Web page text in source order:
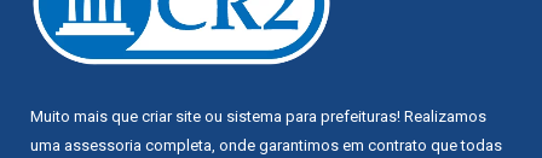
Muito mais que criar site ou sistema para prefeituras! Realizamos
uma assessoria completa, onde garantimos em contrato que todas